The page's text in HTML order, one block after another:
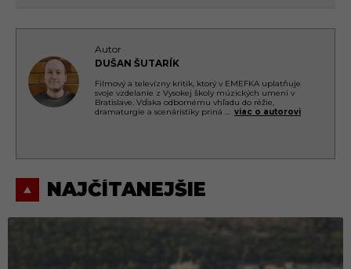
Autor
DUŠAN ŠUTARÍK
Filmový a televízny kritik, ktorý v EMEFKA uplatňuje
svoje vzdelanie z Vysokej školy múzických umení v
Bratislave. Vďaka odbornému vhľadu do réžie,
dramaturgie a scenáristiky priná
viac o autorovi
NAJČÍTANEJŠIE